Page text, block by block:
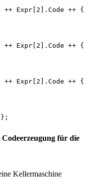
++ Expr[2].Code ++
++ Expr[2].Code ++
++ Expr[2].Code ++
für die
Kellermaschine